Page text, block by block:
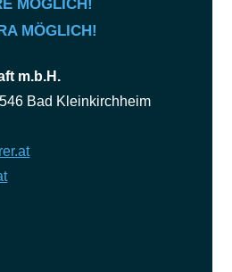
MÖGLICH!
MÖGLICH!
m.b.H.
Bad Kleinkirchheim